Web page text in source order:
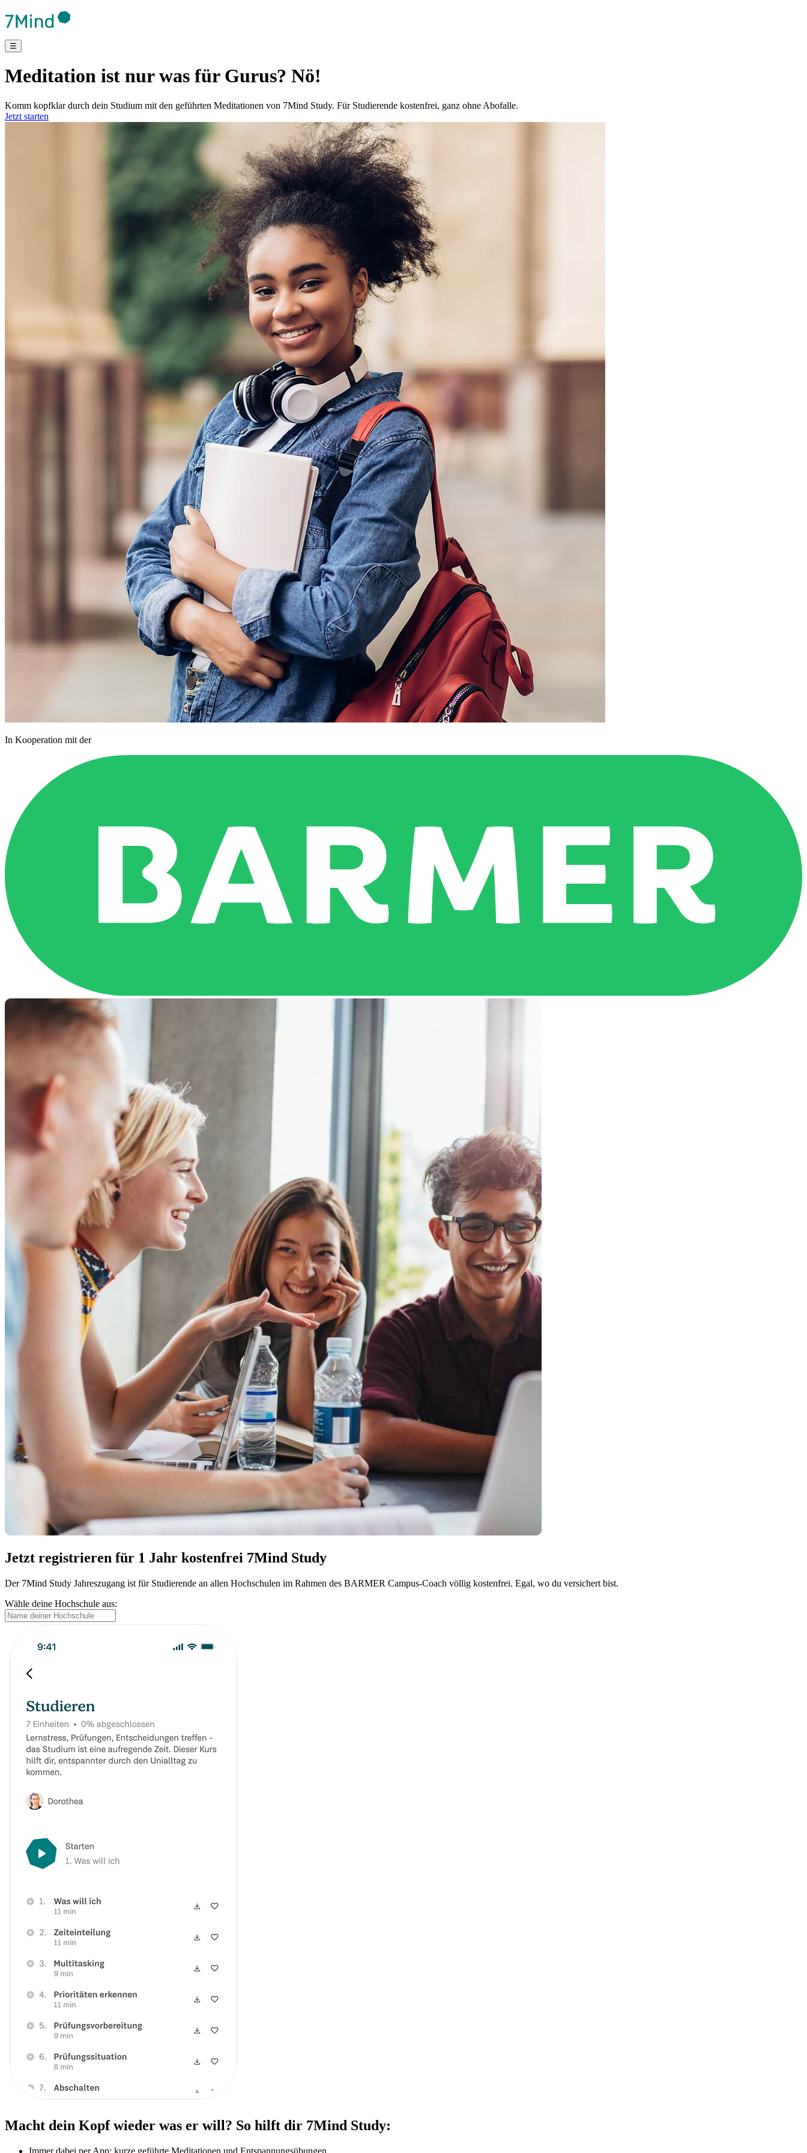
☰
Meditation ist nur was für Gurus? Nö!
Komm kopfklar durch dein Studium mit den geführten Meditationen von 7Mind Study. Für Studierende kostenfrei, ganz ohne Abofalle.
Jetzt starten
In Kooperation mit der
Jetzt registrieren für 1 Jahr kostenfrei 7Mind Study
Der 7Mind Study Jahreszugang ist für Studierende an allen Hochschulen im Rahmen des BARMER Campus-Coach völlig kostenfrei. Egal, wo du versichert bist.
Wähle deine Hochschule aus:
Macht dein Kopf wieder was er will? So hilft dir 7Mind Study:
Immer dabei per App: kurze geführte Meditationen und Entspannungsübungen.